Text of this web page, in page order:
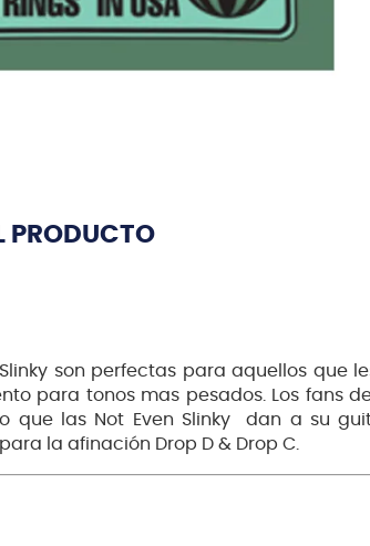
PRODUCTO
son perfectas para aquellos que
para tonos mas pesados. Los fans
que las Not Even Slinky dan a su
la afinación Drop D & Drop C.